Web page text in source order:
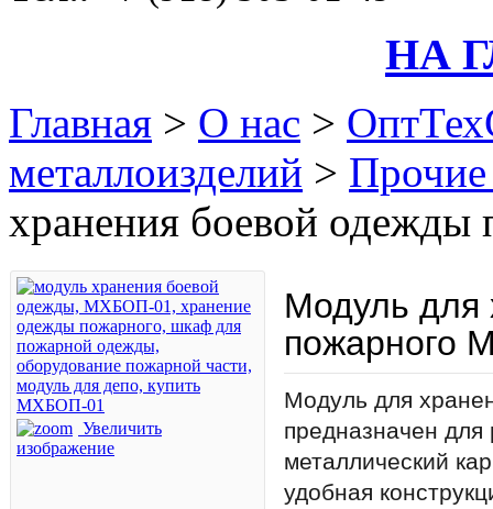
НА
Главная > О нас >
металлоизделий > Прочие
хранения боевой
Увеличить
изображение
Модуль для
пожарного
Модуль для
предназначен
металлический
удобная